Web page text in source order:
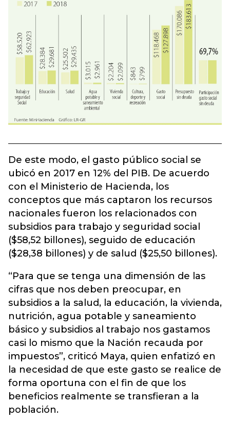
De este modo, el gasto público social se
ubicó en 2017 en 12% del PIB. De acuerdo
con el Ministerio de Hacienda, los
conceptos que más captaron los recursos
nacionales fueron los relacionados con
subsidios para trabajo y seguridad social
($58,52 billones), seguido de educación
($28,38 billones) y de salud ($25,50 billones).
“Para que se tenga una dimensión de las
cifras que nos deben preocupar, en
subsidios a la salud, la educación, la vivienda,
nutrición, agua potable y saneamiento
básico y subsidios al trabajo nos gastamos
casi lo mismo que la Nación recauda por
impuestos”, criticó Maya, quien enfatizó en
la necesidad de que este gasto se realice de
forma oportuna con el fin de que los
beneficios realmente se transfieran a la
población.